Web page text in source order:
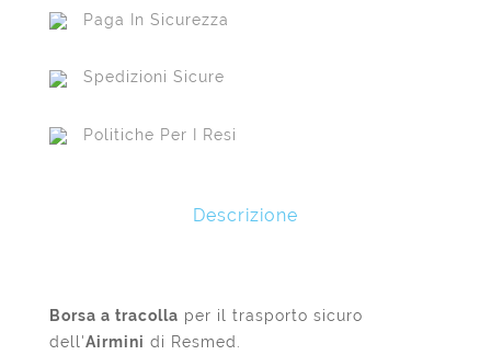
Paga In Sicurezza
Spedizioni Sicure
Politiche Per I Resi
Descrizione
Borsa a tracolla per il trasporto sicuro
dell'Airmini di Resmed.